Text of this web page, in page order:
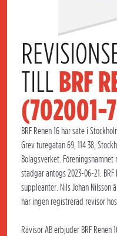
TILL BRF
(702001-
BRF Renen 16 har säte i
Grev turegatan 69, 114 38,
Bolagsverket. Föreningsnamnet
stadgar antogs 2023-06-21. BRF
suppleanter. Nils Johan Nilsson
har ingen registrerad revisor
Rävisor AB erbjuder BRF